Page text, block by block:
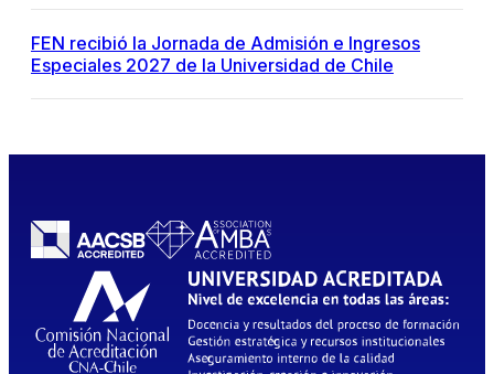
FEN recibió la Jornada de Admisión e Ingresos
Especiales 2027 de la Universidad de Chile